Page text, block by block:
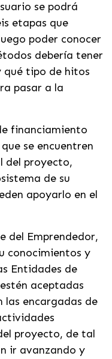
se podrá
etapas que
poder conocer
debería tener
qué tipo de hitos
pasar a la
financiamiento
se encuentren
del proyecto,
de su
apoyarlo en el
del Emprendedor,
conocimientos y
Entidades de
aceptadas
las encargadas de
proyecto, de tal
ir avanzando y